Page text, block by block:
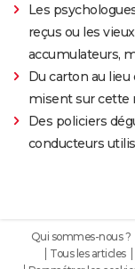
Les
reçus ou les
accumulateurs,
Du carton au lieu
misent sur cette
Des policiers
conducteurs
Qui sommes-nous ?
Tous les articles